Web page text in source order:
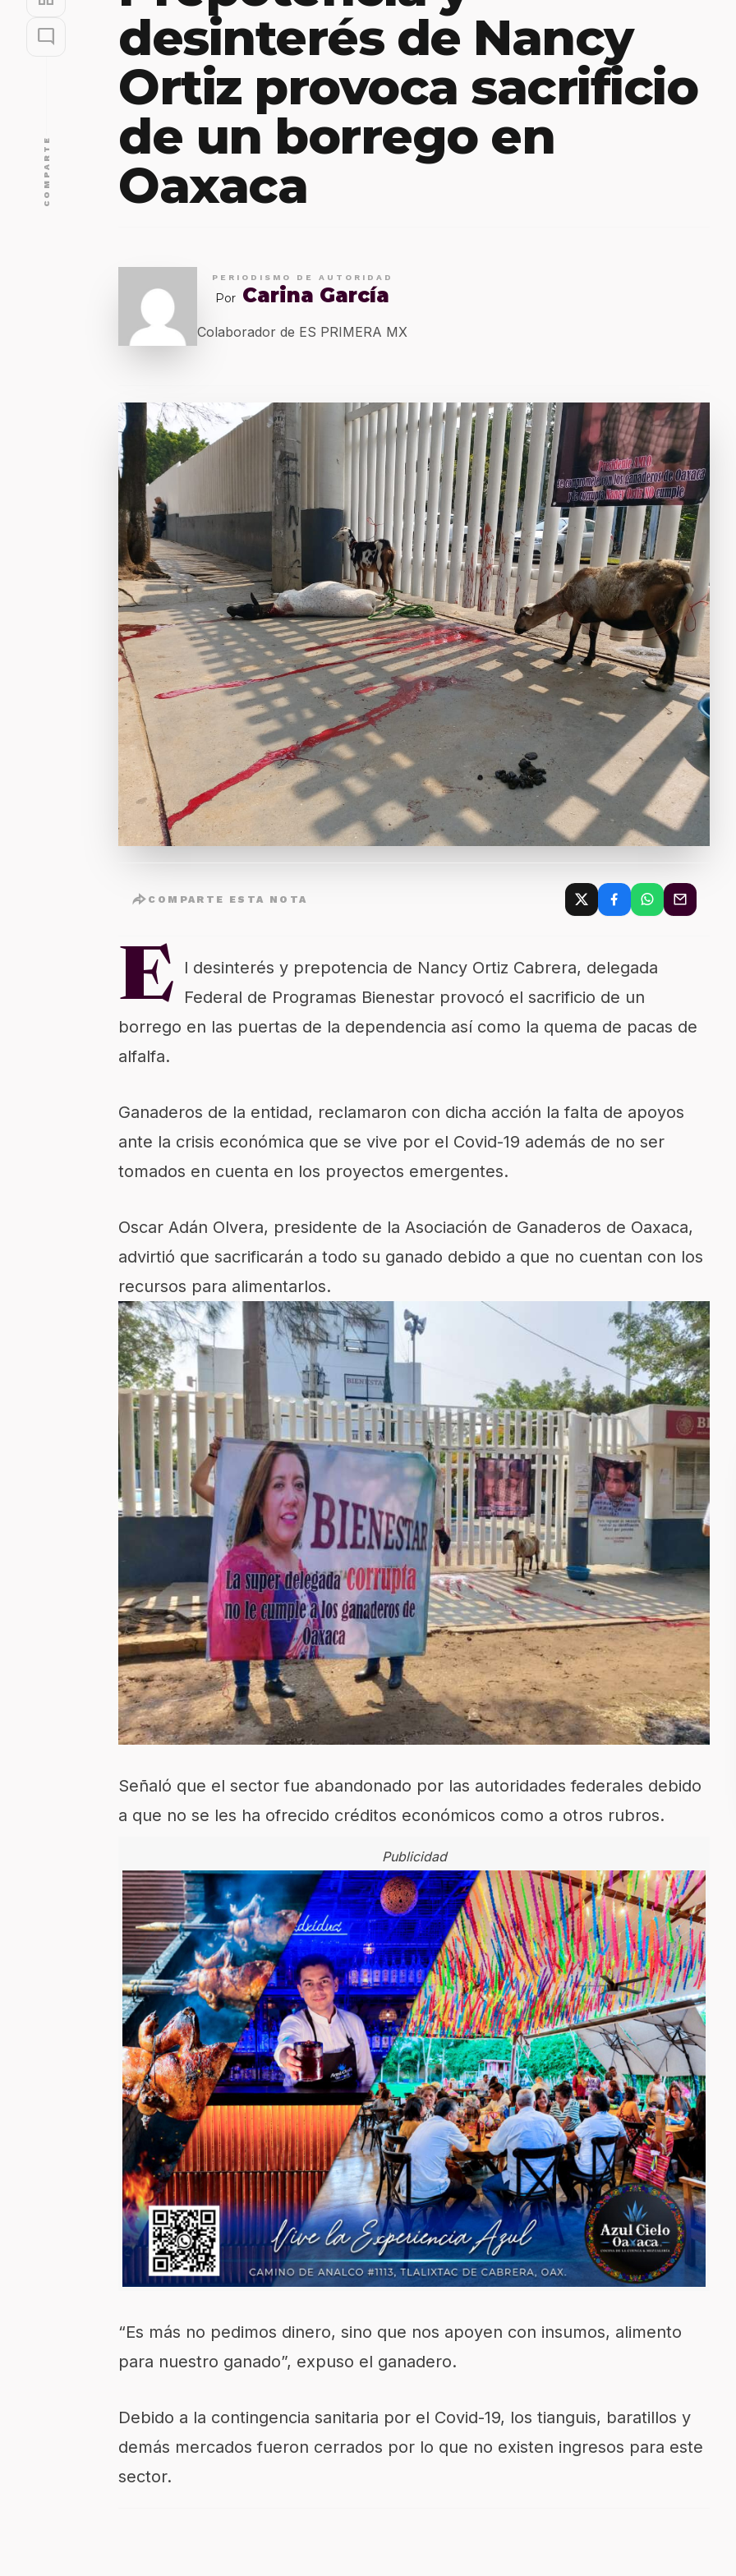
mode_comment
COMPARTE
desinterés de Nancy
Ortiz provoca sacrificio
de un borrego en
Oaxaca
PERIODISMO DE AUTORIDAD
Por Carina García
Colaborador de ES PRIMERA MX
COMPARTE ESTA NOTA
E
l desinterés y prepotencia de Nancy Ortiz Cabrera, delegada
Federal de Programas Bienestar provocó el sacrificio de un
borrego en las puertas de la dependencia así como la quema de pacas de
alfalfa.
Ganaderos de la entidad, reclamaron con dicha acción la falta de apoyos
ante la crisis económica que se vive por el Covid-19 además de no ser
tomados en cuenta en los proyectos emergentes.
Oscar Adán Olvera, presidente de la Asociación de Ganaderos de Oaxaca,
advirtió que sacrificarán a todo su ganado debido a que no cuentan con los
recursos para alimentarlos.
Señaló que el sector fue abandonado por las autoridades federales debido
a que no se les ha ofrecido créditos económicos como a otros rubros.
Publicidad
“Es más no pedimos dinero, sino que nos apoyen con insumos, alimento
para nuestro ganado”, expuso el ganadero.
Debido a la contingencia sanitaria por el Covid-19, los tianguis, baratillos y
demás mercados fueron cerrados por lo que no existen ingresos para este
sector.